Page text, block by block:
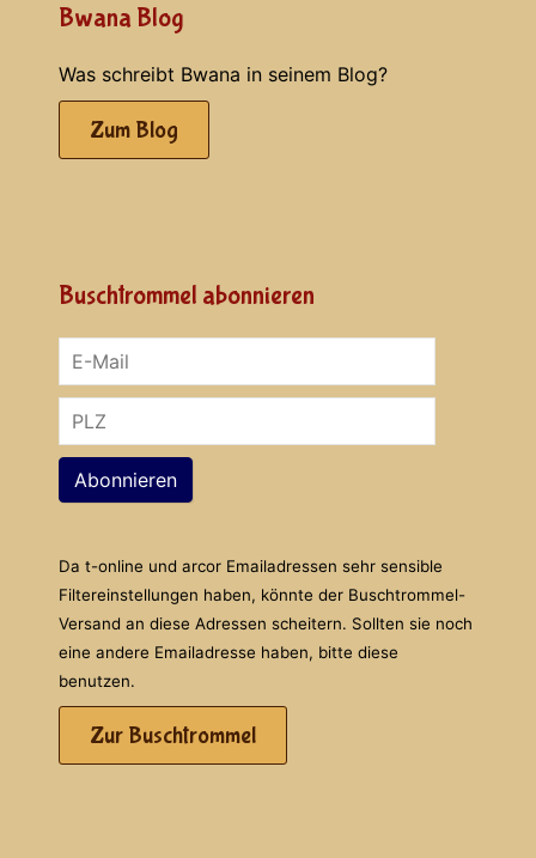
Bwana Blog
Was schreibt Bwana in seinem Blog?
Zum Blog
Buschtrommel abonnieren
Abonnieren
Da t-online und arcor Emailadressen sehr sensible
Filtereinstellungen haben, könnte der Buschtrommel-
Versand an diese Adressen scheitern. Sollten sie noch
eine andere Emailadresse haben, bitte diese
benutzen.
Zur Buschtrommel